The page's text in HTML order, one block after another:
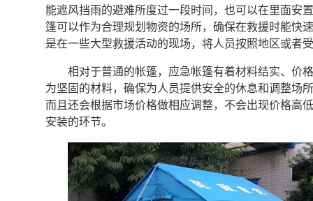
能遮风挡雨的避难所度过一段时间，也可以在里面安
篷可以作为合理规划物资的场所，确保在救援时能快
是在一些大型救援活动的现场，将人员按照地区或者
相对于普通的帐篷，应急帐篷有着材料结实、
为坚固的材料，确保为人员提供安全的休息和调整场
而且还会根据市场价格做相应调整，不会出现价格高
安装的环节。